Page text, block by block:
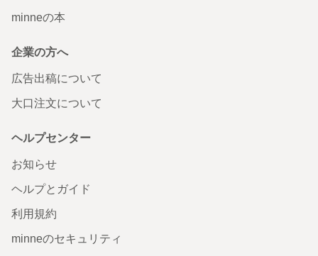
minneの本
企業の方へ
広告出稿について
大口注文について
ヘルプセンター
お知らせ
ヘルプとガイド
利用規約
minneのセキュリティ